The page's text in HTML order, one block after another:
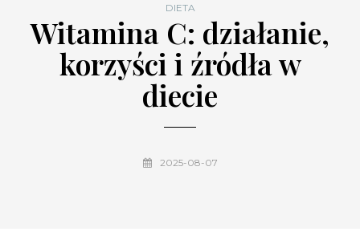
DIETA
Witamina C: działanie,
korzyści i źródła w
diecie
2025-08-07